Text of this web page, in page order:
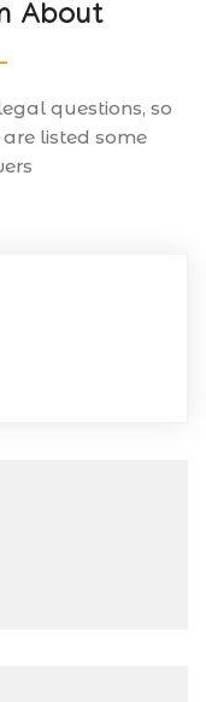
About
questions, so
listed some